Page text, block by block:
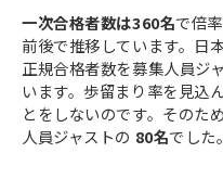
一次合格者数は360名で倍
前後で推移しています。日
正規合格者数を募集人員ジ
います。歩留まり率を見込
とをしないのです。そのた
人員ジャストの 80名でした。